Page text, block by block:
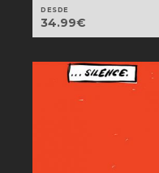
DESDE
34.99€